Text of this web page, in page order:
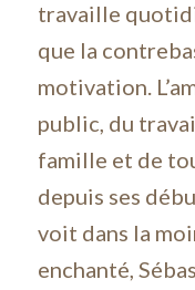
travaille
que la
motivation.
public, du
famille et de
depuis ses
voit dans la
enchanté,